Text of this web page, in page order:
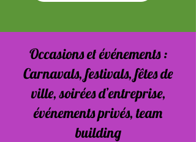
Occasions et événements :
Carnavals, festivals, fêtes de
ville, soirées d’entreprise,
événements privés, team
building